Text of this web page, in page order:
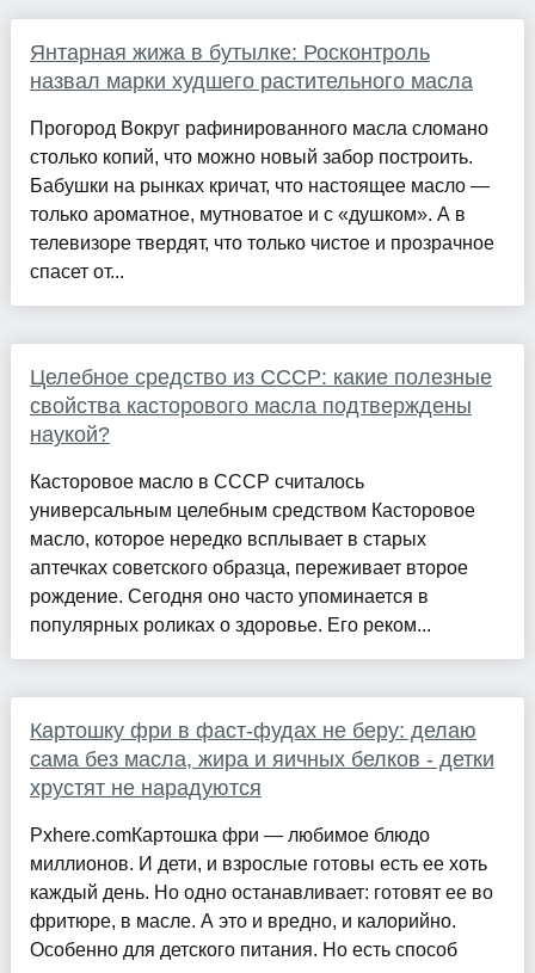
Янтарная жижа в бутылке: Росконтроль
назвал марки худшего растительного масла
Прогород Вокруг рафинированного масла сломано
столько копий, что можно новый забор построить.
Бабушки на рынках кричат, что настоящее масло —
только ароматное, мутноватое и с «душком». А в
телевизоре твердят, что только чистое и прозрачное
спасет от...
Целебное средство из СССР: какие полезные
свойства касторового масла подтверждены
наукой?
Касторовое масло в СССР считалось
универсальным целебным средством Касторовое
масло, которое нередко всплывает в старых
аптечках советского образца, переживает второе
рождение. Сегодня оно часто упоминается в
популярных роликах о здоровье. Его реком...
Картошку фри в фаст-фудах не беру: делаю
сама без масла, жира и яичных белков - детки
хрустят не нарадуются
Pxhere.comКартошка фри — любимое блюдо
миллионов. И дети, и взрослые готовы есть ее хоть
каждый день. Но одно останавливает: готовят ее во
фритюре, в масле. А это и вредно, и калорийно.
Особенно для детского питания. Но есть способ